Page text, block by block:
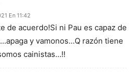
En 11:42
de acuerdo!Si ni Pau es capaz de
y vamonos…Q razón tiene
cainistas…!!